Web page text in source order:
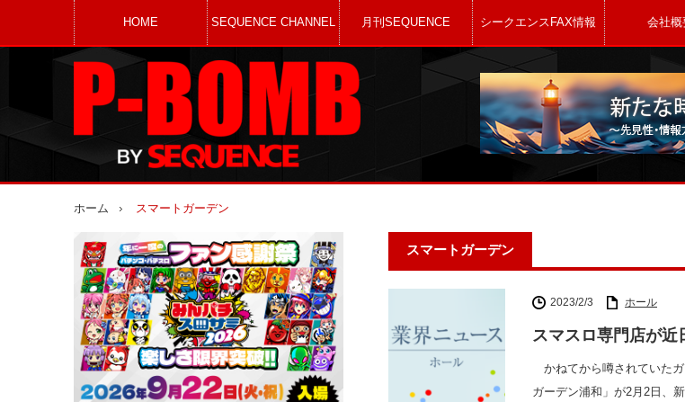
HOME SEQUENCE CHANNEL 月刊SEQUENCE シークエンスFAX情報 会社概
ホーム スマートガーデン
スマートガーデン
2023/2/3 ホール
スマスロ専門店が近
かねてから噂されていた
ガーデン浦和」が2月2日、